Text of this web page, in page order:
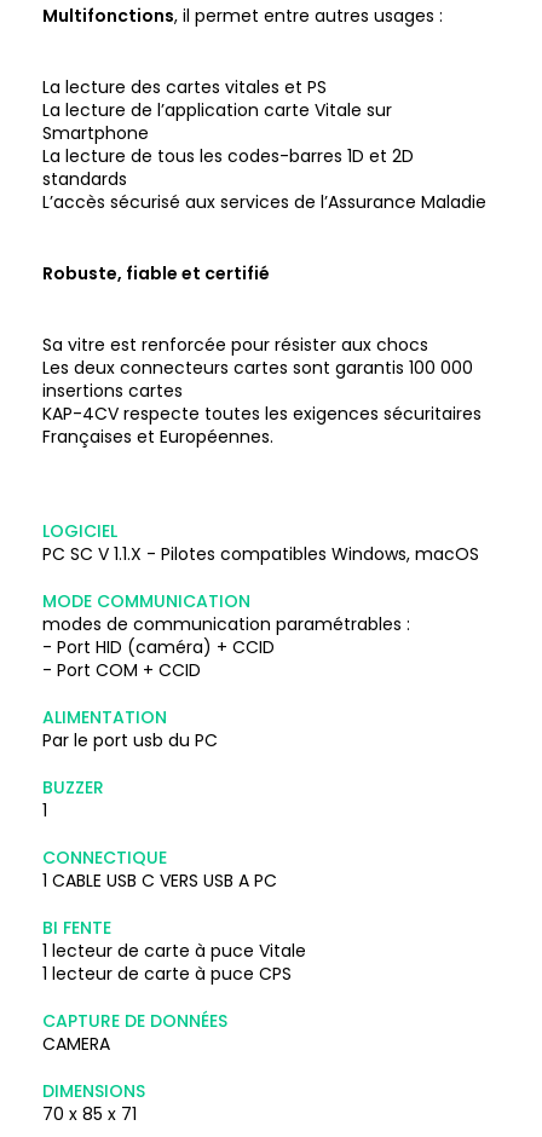
Multifonctions, il permet entre autres usages :
La lecture des cartes vitales et PS
La lecture de l’application carte Vitale sur
Smartphone
La lecture de tous les codes-barres 1D et 2D
standards
L’accès sécurisé aux services de l’Assurance Maladie
Robuste, fiable et certifié
Sa vitre est renforcée pour résister aux chocs
Les deux connecteurs cartes sont garantis 100 000
insertions cartes
KAP-4CV respecte toutes les exigences sécuritaires
Françaises et Européennes.
LOGICIEL
PC SC V 1.1.X - Pilotes compatibles Windows, macOS
MODE COMMUNICATION
modes de communication paramétrables :
- Port HID (caméra) + CCID
- Port COM + CCID
ALIMENTATION
Par le port usb du PC
BUZZER
1
CONNECTIQUE
1 CABLE USB C VERS USB A PC
BI FENTE
1 lecteur de carte à puce Vitale
1 lecteur de carte à puce CPS
CAPTURE DE DONNÉES
CAMERA
DIMENSIONS
70 x 85 x 71